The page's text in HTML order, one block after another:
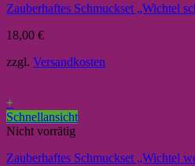
Zauberhaftes Schmuckset „Wichtel
18,00 €
zzgl. Versandkosten
+
Schnellansicht
Nicht vorrätig
Zauberhaftes Schmuckset „Wichtel